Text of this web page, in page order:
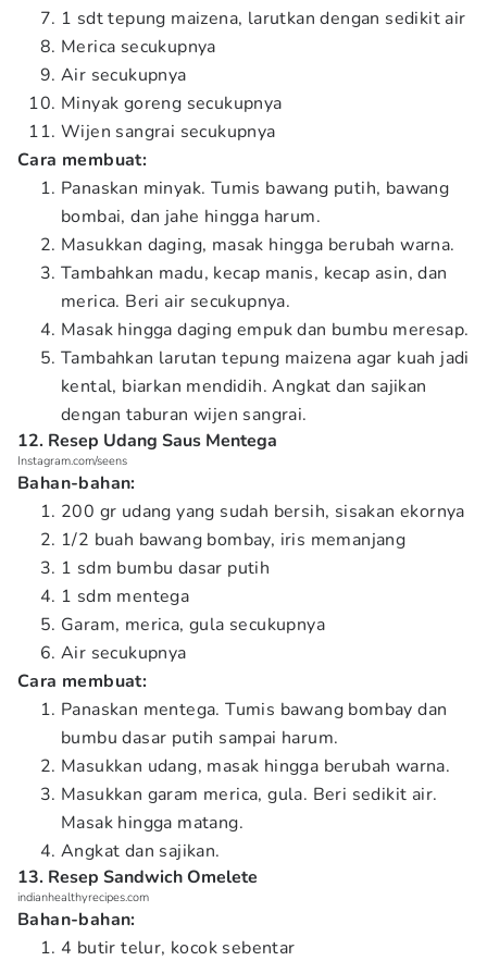
1 sdt tepung maizena, larutkan dengan sedikit air
Merica secukupnya
Air secukupnya
Minyak goreng secukupnya
Wijen sangrai secukupnya
Cara membuat:
Panaskan minyak. Tumis bawang putih, bawang
bombai, dan jahe hingga harum.
Masukkan daging, masak hingga berubah warna.
Tambahkan madu, kecap manis, kecap asin, dan
merica. Beri air secukupnya.
Masak hingga daging empuk dan bumbu meresap.
Tambahkan larutan tepung maizena agar kuah jadi
kental, biarkan mendidih. Angkat dan sajikan
dengan taburan wijen sangrai.
12. Resep Udang Saus Mentega
Instagram.com/seens
Bahan-bahan:
200 gr udang yang sudah bersih, sisakan ekornya
1/2 buah bawang bombay, iris memanjang
1 sdm bumbu dasar putih
1 sdm mentega
Garam, merica, gula secukupnya
Air secukupnya
Cara membuat:
Panaskan mentega. Tumis bawang bombay dan
bumbu dasar putih sampai harum.
Masukkan udang, masak hingga berubah warna.
Masukkan garam merica, gula. Beri sedikit air.
Masak hingga matang.
Angkat dan sajikan.
13. Resep Sandwich Omelete
indianhealthyrecipes.com
Bahan-bahan:
4 butir telur, kocok sebentar